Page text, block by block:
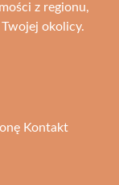
z regionu,
okolicy.
Kontakt